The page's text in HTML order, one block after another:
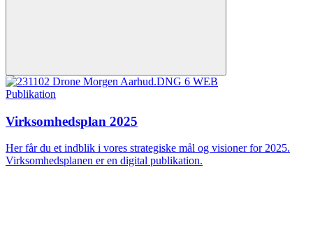
Publikation
Virksomhedsplan 2025
Her får du et indblik i vores strategiske mål og visioner for 2025.
Virksomhedsplanen er en digital publikation.